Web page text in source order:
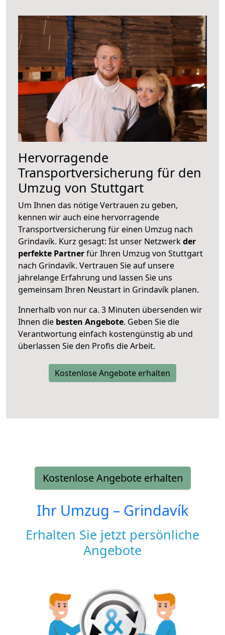
Hervorragende
Transportversicherung für den
Umzug von Stuttgart
Um Ihnen das nötige Vertrauen zu geben,
kennen wir auch eine hervorragende
Transportversicherung für einen Umzug nach
Grindavík. Kurz gesagt: Ist unser Netzwerkder
perfekte Partnerfür Ihren Umzug von Stuttgart
nach Grindavík. Vertrauen Sie auf unsere
jahrelange Erfahrung und lassen Sie uns
gemeinsam Ihren Neustart in Grindavík planen.
Innerhalb von nur ca. 3 Minuten übersenden wir
Ihnen die besten Angebote. Geben Sie die
Verantwortung einfach kostengünstig ab und
überlassen Sie den Profis die Arbeit.
Kostenlose Angebote erhalten
Kostenlose Angebote erhalten
Ihr Umzug – Grindavík
Erhalten Sie jetzt persönliche
Angebote